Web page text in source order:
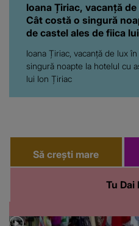
Ioana Țiriac, vacanță
Cât costă o singură
de castel ales de fiica
Ioana Țiriac, vacanță de lux
singură noapte la hotelul cu
lui Ion Țiriac
Să crești mare
Tu Dai